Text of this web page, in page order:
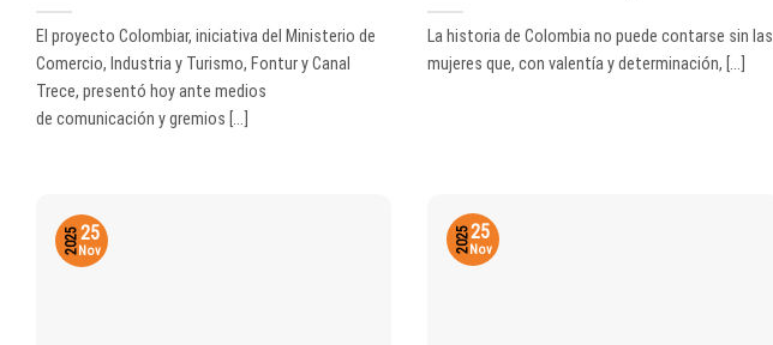
El proyecto Colombiar, iniciativa del Ministerio de
Comercio, Industria y Turismo, Fontur y Canal
Trece, presentó hoy ante medios
de comunicación y gremios [...]
La historia de Colombia no puede contarse sin las
mujeres que, con valentía y determinación, [...]
25
Nov
2025 25
Nov
2025